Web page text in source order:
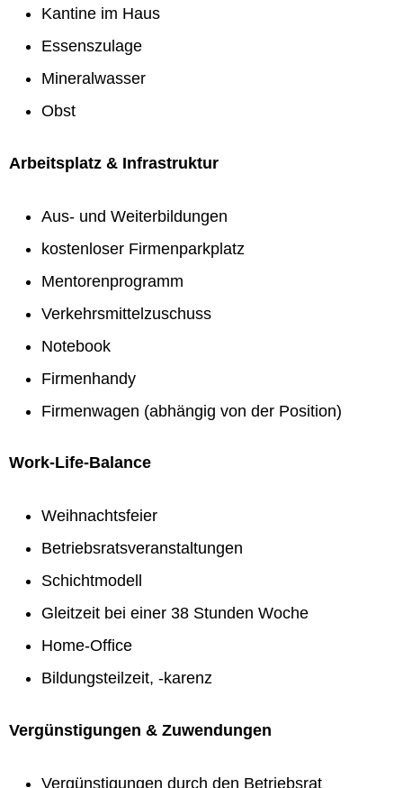
Kantine im Haus
Essenszulage
Mineralwasser
Obst
Arbeitsplatz & Infrastruktur
Aus- und Weiterbildungen
kostenloser Firmenparkplatz
Mentorenprogramm
Verkehrsmittelzuschuss
Notebook
Firmenhandy
Firmenwagen (abhängig von der Position)
Work-Life-Balance
Weihnachtsfeier
Betriebsratsveranstaltungen
Schichtmodell
Gleitzeit bei einer 38 Stunden Woche
Home-Office
Bildungsteilzeit, -karenz
Vergünstigungen & Zuwendungen
Vergünstigungen durch den Betriebsrat